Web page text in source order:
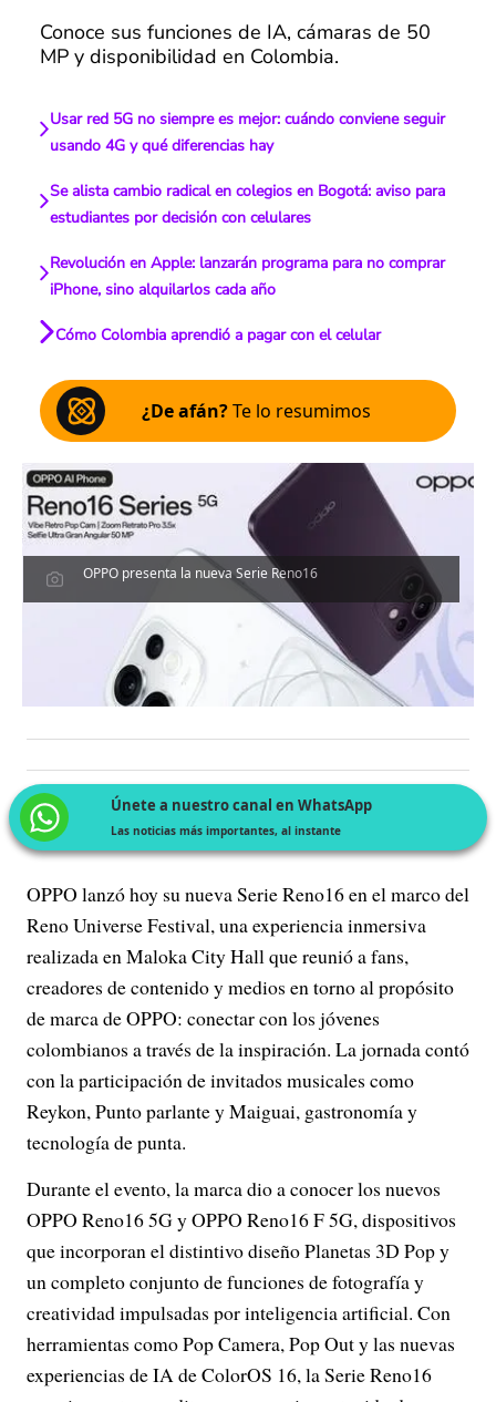
Conoce sus funciones de IA, cámaras de 50
MP y disponibilidad en Colombia.
Usar red 5G no siempre es mejor: cuándo conviene seguir
usando 4G y qué diferencias hay
Se alista cambio radical en colegios en Bogotá: aviso para
estudiantes por decisión con celulares
Revolución en Apple: lanzarán programa para no comprar
iPhone, sino alquilarlos cada año
Cómo Colombia aprendió a pagar con el celular
¿De afán?Te lo resumimos
OPPO presenta la nueva Serie Reno16
Únete a nuestro canal en WhatsApp
Las noticias más importantes, al instante
OPPO lanzó hoy su nueva Serie Reno16 en el marco del
Reno Universe Festival, una experiencia inmersiva
realizada en Maloka City Hall que reunió a fans,
creadores de contenido y medios en torno al propósito
de marca de OPPO: conectar con los jóvenes
colombianos a través de la inspiración. La jornada contó
con la participación de invitados musicales como
Reykon, Punto parlante y Maiguai, gastronomía y
tecnología de punta.
Durante el evento, la marca dio a conocer los nuevos
OPPO Reno16 5G y OPPO Reno16 F 5G, dispositivos
que incorporan el distintivo diseño Planetas 3D Pop y
un completo conjunto de funciones de fotografía y
creatividad impulsadas por inteligencia artificial. Con
herramientas como Pop Camera, Pop Out y las nuevas
experiencias de IA de ColorOS 16, la Serie Reno16